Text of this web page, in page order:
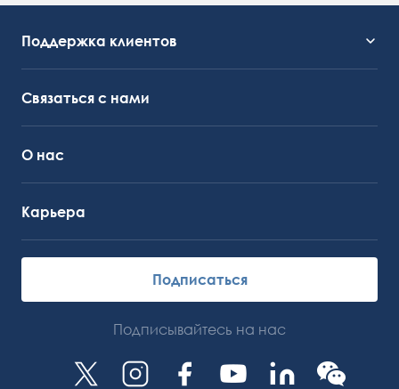
Поддержка клиентов
Связаться с нами
О нас
Карьера
Подписаться
Подписывайтесь на нас